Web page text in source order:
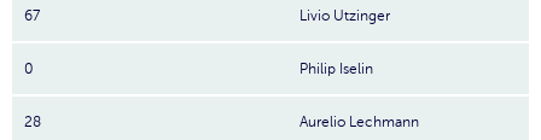
67 Livio Utzinger
0 Philip Iselin
28 Aurelio Lechmann